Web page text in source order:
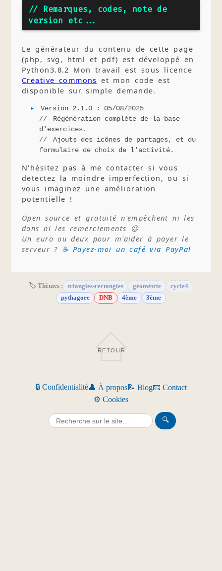
// Remarques, codes, note de
version etc...
Le générateur du contenu de cette page
(php, svg, html et pdf) est développé en
Python3.8.2 Mon travail est sous licence
Creative commons et mon code est
disponible sur simple demande.
Version 2.1.0 : 05/08/2025
Régénération complète de la base
d'exercices.
Ajouts des icônes de partages, et du
formulaire de choix de l'activité.
N'hésitez pas à me contacter si vous
detectez la moindre imperfection, ou si
vous imaginez une amélioration
potentielle !
Open source et gratuité n'empêchent ni les
dons ni les remerciements 😉
Un euro ou deux pour m'aider à payer le
serveur ? ☕ Payez-moi un café via PayPal
🏷 Thèmes : triangles-rectangles géométrie
cycle4
pythagore
DNB 4ème 3ème
RETOUR
🔒 Confidentialité👤 À propos📝 Blog📧 Contact
⚙️ Cookies
🔍